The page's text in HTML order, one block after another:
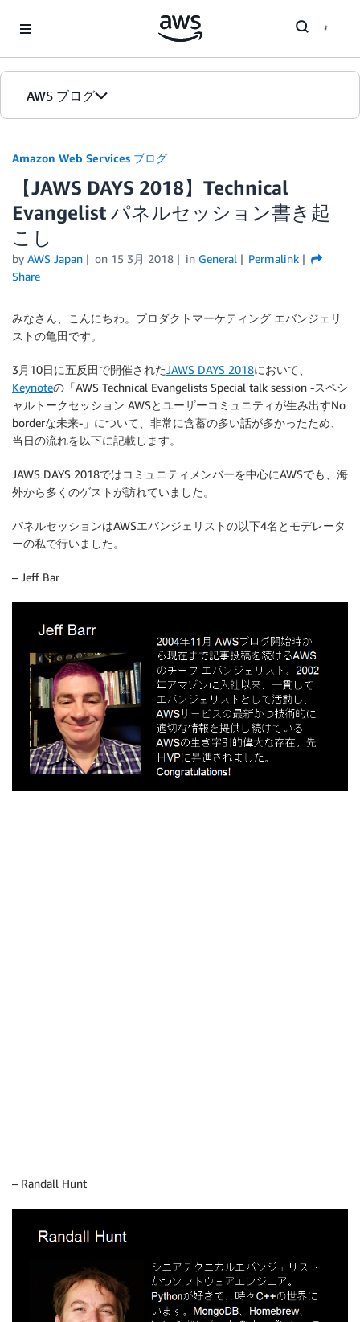
AWS ブログ
カテゴリ
エディション
Amazon Web Services ブログ
【JAWS DAYS 2018】Technical
Evangelist パネルセッション書き起
こし
by AWS Japan on 15 3月 2018 in General
Permalink
Share
みなさん、こんにちわ。プロダクトマーケティング エバンジェリ
ストの亀田です。
3月10日に五反田で開催されたJAWS DAYS 2018において、
Keynoteの「AWS Technical Evangelists Special talk session -スペシ
ャルトークセッション AWSとユーザーコミュニティが生み出すNo
borderな未来-」について、非常に含蓄の多い話が多かったため、
当日の流れを以下に記載します。
JAWS DAYS 2018ではコミュニティメンバーを中心にAWSでも、海
外から多くのゲストが訪れていました。
パネルセッションはAWSエバンジェリストの以下4名とモデレータ
ーの私で行いました。
– Jeff Bar
– Randall Hunt